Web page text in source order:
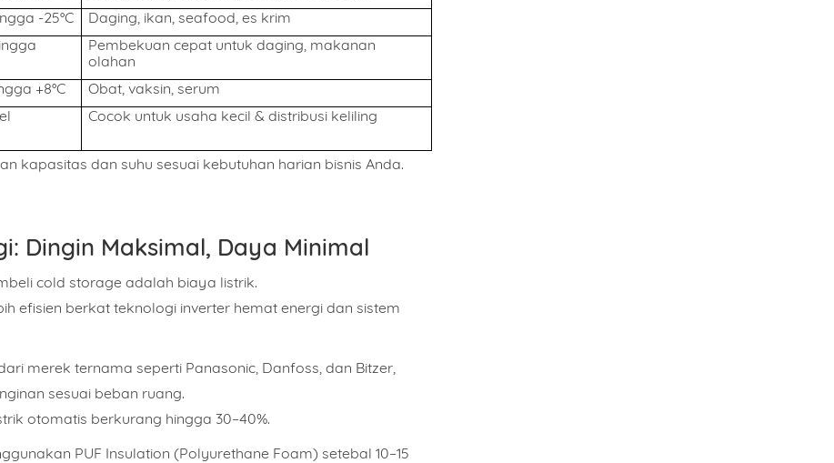
-25°C
Daging, ikan, seafood, es krim
Pembekuan cepat untuk daging, makanan
olahan
+8°C
Obat, vaksin, serum
Cocok untuk usaha kecil & distribusi keliling
kapasitas dan suhu sesuai kebutuhan harian bisnis Anda.
Dingin Maksimal, Daya Minimal
cold storage adalah biaya listrik.
efisien berkat teknologi inverter hemat energi dan sistem
merek ternama seperti Panasonic, Danfoss, dan Bitzer,
sesuai beban ruang.
otomatis berkurang hingga 30–40%.
PUF Insulation (Polyurethane Foam) setebal 10–15